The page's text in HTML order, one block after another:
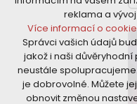
analytická pro
vyhodnocení
marketingová cookies
Více informací o
Přijmout
reklama a
Více informací o
Správci vašich údajů
jakož i naši důvěryhodní
neustále
je dobrovolné. Můžete
obnovit změnou